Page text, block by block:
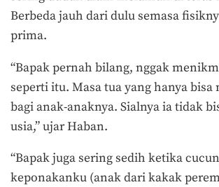
Berbeda jauh dari dulu semasa
prima.
“Bapak pernah bilang, nggak
seperti itu. Masa tua yang hanya bisa
bagi anak-anaknya. Sialnya ia tidak
usia,” ujar Haban.
“Bapak juga sering sedih ketika
keponakanku (anak dari kakak